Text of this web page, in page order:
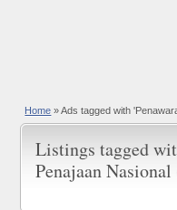
Home »Ads tagged with
Listings tagged
Penajaan